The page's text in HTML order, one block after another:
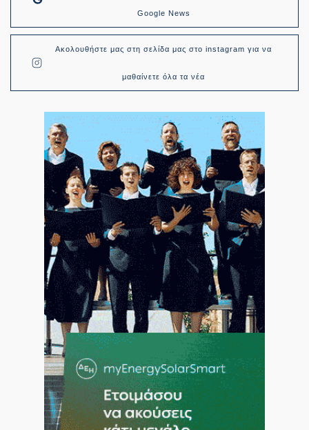
Google News
Ακολουθήστε μας στη σελίδα μας στο instagram για να
μαθαίνετε όλα τα νέα